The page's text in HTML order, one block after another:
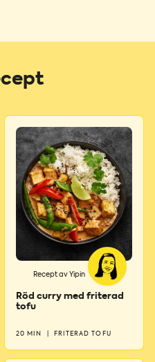
Recept av Yipin
Röd curry med friterad
tofu
20 MIN FRITERAD TOFU